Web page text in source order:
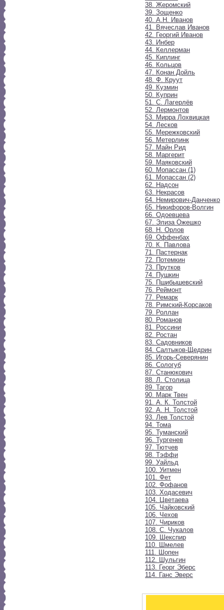
38. Жеромский
39. Зощенко
40. А.Н. Иванов
41. Вячеслав Иванов
42. Георгий Иванов
43. Инбер
44. Келлерман
45. Киплинг
46. Кольцов
47. Конан Дойль
48. Ф. Круут
49. Кузмин
50. Куприн
51. С. Лагерлёв
52. Лермонтов
53. Мирра Лохвицкая
54. Лесков
55. Мережковский
56. Метерлинк
57. Майн Рид
58. Маргерит
59. Маяковский
60. Мопассан (1)
61. Мопассан (2)
62. Надсон
63. Некрасов
64. Немирович-Данченко
65. Никифоров-Волгин
66. Одоевцева
67. Элиза Ожешко
68. Н. Орлов
69. Оффенбах
70. К. Павлова
71. Пастернак
72. Потемкин
73. Прутков
74. Пушкин
75. Пшибышевский
76. Реймонт
77. Ремарк
78. Римский-Корсаков
79. Роллан
80. Романов
81. Россини
82. Ростан
83. Садовников
84. Салтыков-Щедрин
85. Игорь-Северянин
86. Сологуб
87. Станюкович
88. Л. Столица
89. Тагор
90. Марк Твен
91. А. К. Толстой
92. А. Н. Толстой
93. Лев Толстой
94. Тома
95. Туманский
96. Тургенев
97. Тютчев
98. Тэффи
99. Уайльд
100. Уитмен
101. Фет
102. Фофанов
103. Ходасевич
104. Цветаева
105. Чайковский
106. Чехов
107. Чириков
108. С. Чукалов
109. Шекспир
110. Шмелев
111. Шопен
112. Шульгин
113. Георг Эберс
114. Ганс Эверс